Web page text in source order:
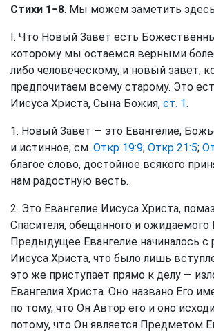
Стихи 1−8. Мы можем заметить
I. Что Новый Завет есть
которому мы остаемся верными
либо человеческому, и новый завет,
предпочитаем всему старому. Это
Иисуса Христа, Сына Божия, ст. 1.
1. Новый Завет — это Евангелие,
и истинное; см. Откр 19:9; Откр 21:5;
благое слово, достойное всякого
нам радостную весть.
2. Это Евангелие Иисуса Христа,
Спасителя, обещанного и ожидаемого
Предыдущее Евангелие начиналось с
Иисуса Христа, что было лишь
это же приступает прямо к делу —
Евангелия Христа. Оно названо Его
по тому, что Он Автор его и оно
потому, что Он является Предметом